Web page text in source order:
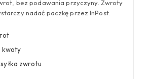
bez podawania przyczyny. Zwroty
nadać paczkę przez InPost.
kwoty
zwrotu